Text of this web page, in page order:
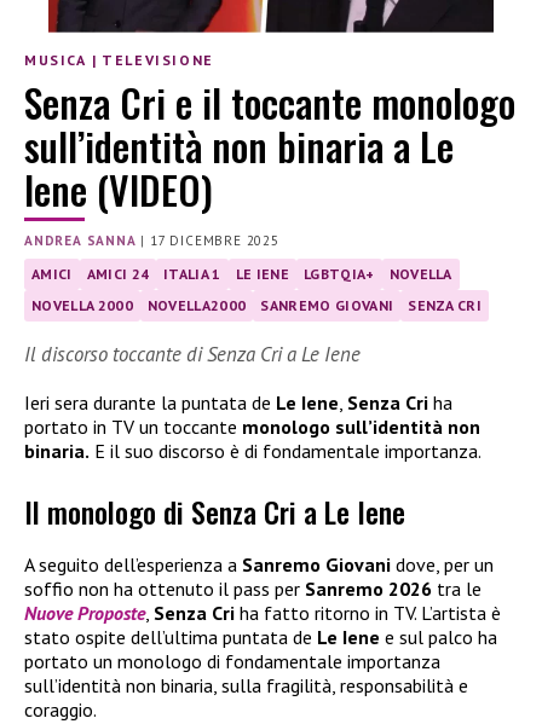
MUSICA | TELEVISIONE
Senza Cri e il toccante monologo
sull’identità non binaria a Le
Iene (VIDEO)
ANDREA SANNA | 17 DICEMBRE 2025
AMICI AMICI 24 ITALIA 1 LE IENE LGBTQIA+
NOVELLA
NOVELLA 2000
NOVELLA2000 SANREMO GIOVANI SENZA CRI
Il discorso toccante di Senza Cri a Le Iene
Ieri sera durante la puntata de Le Iene Senza Cri ha
portato in TV un toccante monologo sull’identità non
binaria. E il suo discorso è di fondamentale importanza.
Il monologo di Senza Cri a Le Iene
A seguito dell’esperienza a Sanremo Giovani dove, per un
soffio non ha ottenuto il pass per Sanremo 2026 tra le
Nuove Proposte, Senza Cri ha fatto ritorno in TV. L’artista è
stato ospite dell’ultima puntata de Le Iene e sul palco ha
portato un monologo di fondamentale importanza
sull’identità non binaria, sulla fragilità, responsabilità e
coraggio.